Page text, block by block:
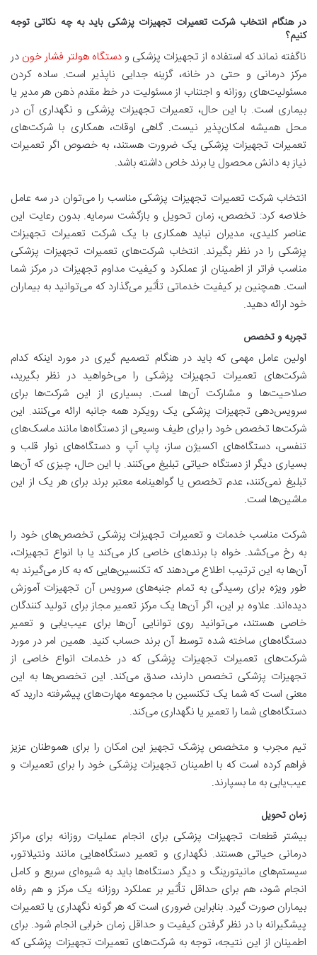
در هنگام انتخاب شرکت تعمیرات تجهیزات پزشکی باید به چه نکاتی توجه
کنیم؟
ناگفته نماند که استفاده از تجهیزات پزشکی ودستگاه هولتر فشار خون در
مرکز درمانی و حتی در خانه، گزینه جدایی ناپذیر است. ساده کردن
مسئولیت‌های روزانه و اجتناب از مسئولیت در خط مقدم ذهن هر مدیر یا
بیماری است. با این حال، تعمیرات تجهیزات پزشکی و نگهداری آن در
محل همیشه امکان‌پذیر نیست. گاهی اوقات، همکاری با شرکت‌های
تعمیرات تجهیزات پزشکی یک ضرورت هستند، به خصوص اگر تعمیرات
نیاز به دانش محصول یا برند خاص داشته باشد.
انتخاب شرکت تعمیرات تجهیزات پزشکی مناسب را می‌توان در سه عامل
خلاصه کرد: تخصص، زمان تحویل و بازگشت سرمایه. بدون رعایت این
عناصر کلیدی، مدیران نباید همکاری با یک شرکت تعمیرات تجهیزات
پزشکی را در نظر بگیرند. انتخاب شرکت‌های تعمیرات تجهیزات پزشکی
مناسب فراتر از اطمینان از عملکرد و کیفیت مداوم تجهیزات در مرکز شما
است. همچنین بر کیفیت خدماتی تأثیر می‌گذارد که می‌توانید به بیماران
خود ارائه دهید.
تجربه و تخصص
اولین عامل مهمی که باید در هنگام تصمیم گیری در مورد اینکه کدام
شرکت‌های تعمیرات تجهیزات پزشکی را می‌خواهید در نظر بگیرید،
صلاحیت‌ها و مشارکت آن‌ها است. بسیاری از این شرکت‌ها برای
سرویس‌دهی تجهیزات پزشکی یک رویکرد همه جانبه ارائه می‌کنند. این
شرکت‌ها تخصص خود را برای طیف وسیعی از دستگاه‌ها مانند ماسک‌های
تنفسی، دستگاه‌های اکسیژن ساز، پاپ آپ و دستگاه‌های نوار قلب و
بسیاری دیگر از دستگاه حیاتی تبلیغ می‌کنند. با این حال، چیزی که آن‌ها
تبلیغ نمی‌کنند، عدم تخصص یا گواهینامه معتبر برند برای هر یک از این
ماشین‌ها است.
شرکت مناسب خدمات و تعمیرات تجهیزات پزشکی تخصص‌های خود را
به رخ می‌کشد. خواه با برندهای خاصی کار می‌کند یا با انواع تجهیزات،
آن‌ها به این ترتیب اطلاع می‌دهند که تکنسین‌هایی که به کار می‌گیرند به
طور ویژه برای رسیدگی به تمام جنبه‌های سرویس آن تجهیزات آموزش
دیده‌اند. علاوه بر این، اگر آن‌ها یک مرکز تعمیر مجاز برای تولید کنندگان
خاصی هستند، می‌توانید روی توانایی آن‌ها برای عیب‌یابی و تعمیر
دستگاه‌های ساخته شده توسط آن برند حساب کنید. همین امر در مورد
شرکت‌های تعمیرات تجهیزات پزشکی که در خدمات انواع خاصی از
تجهیزات پزشکی تخصص دارند، صدق می‌کند. این تخصص‌ها به این
معنی است که شما یک تکنسین با مجموعه مهارت‌های پیشرفته دارید که
دستگاه‌های شما را تعمیر یا نگهداری می‌کند.
تیم مجرب و متخصص پزشک تجهیز این امکان را برای هموطنان عزیز
فراهم کرده است که با اطمینان تجهیزات پزشکی خود را برای تعمیرات و
عیب‌یابی به ما بسپارند.
زمان تحویل
بیشتر قطعات تجهیزات پزشکی برای انجام عملیات روزانه برای مراکز
درمانی حیاتی هستند. نگهداری و تعمیر دستگاه‌هایی مانند ونتیلاتور،
سیستم‌های مانیتورینگ و دیگر دستگاه‌ها باید به شیوه‌ای سریع و کامل
انجام شود، هم برای حداقل تأثیر بر عملکرد روزانه یک مرکز و هم رفاه
بیماران صورت گیرد. بنابراین ضروری است که هر گونه نگهداری یا تعمیرات
پیشگیرانه با در نظر گرفتن کیفیت و حداقل زمان خرابی انجام شود. برای
اطمینان از این نتیجه، توجه به شرکت‌های تعمیرات تجهیزات پزشکی که